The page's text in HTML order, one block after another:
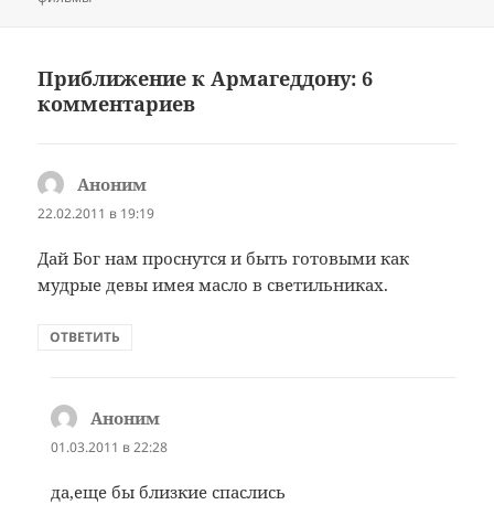
Приближение к Армагеддону: 6
комментариев
Аноним
22.02.2011 в 19:19
Дай Бог нам проснутся и быть готовыми как
мудрые девы имея масло в светильниках.
ОТВЕТИТЬ
Аноним
01.03.2011 в 22:28
да,еще бы близкие спаслись